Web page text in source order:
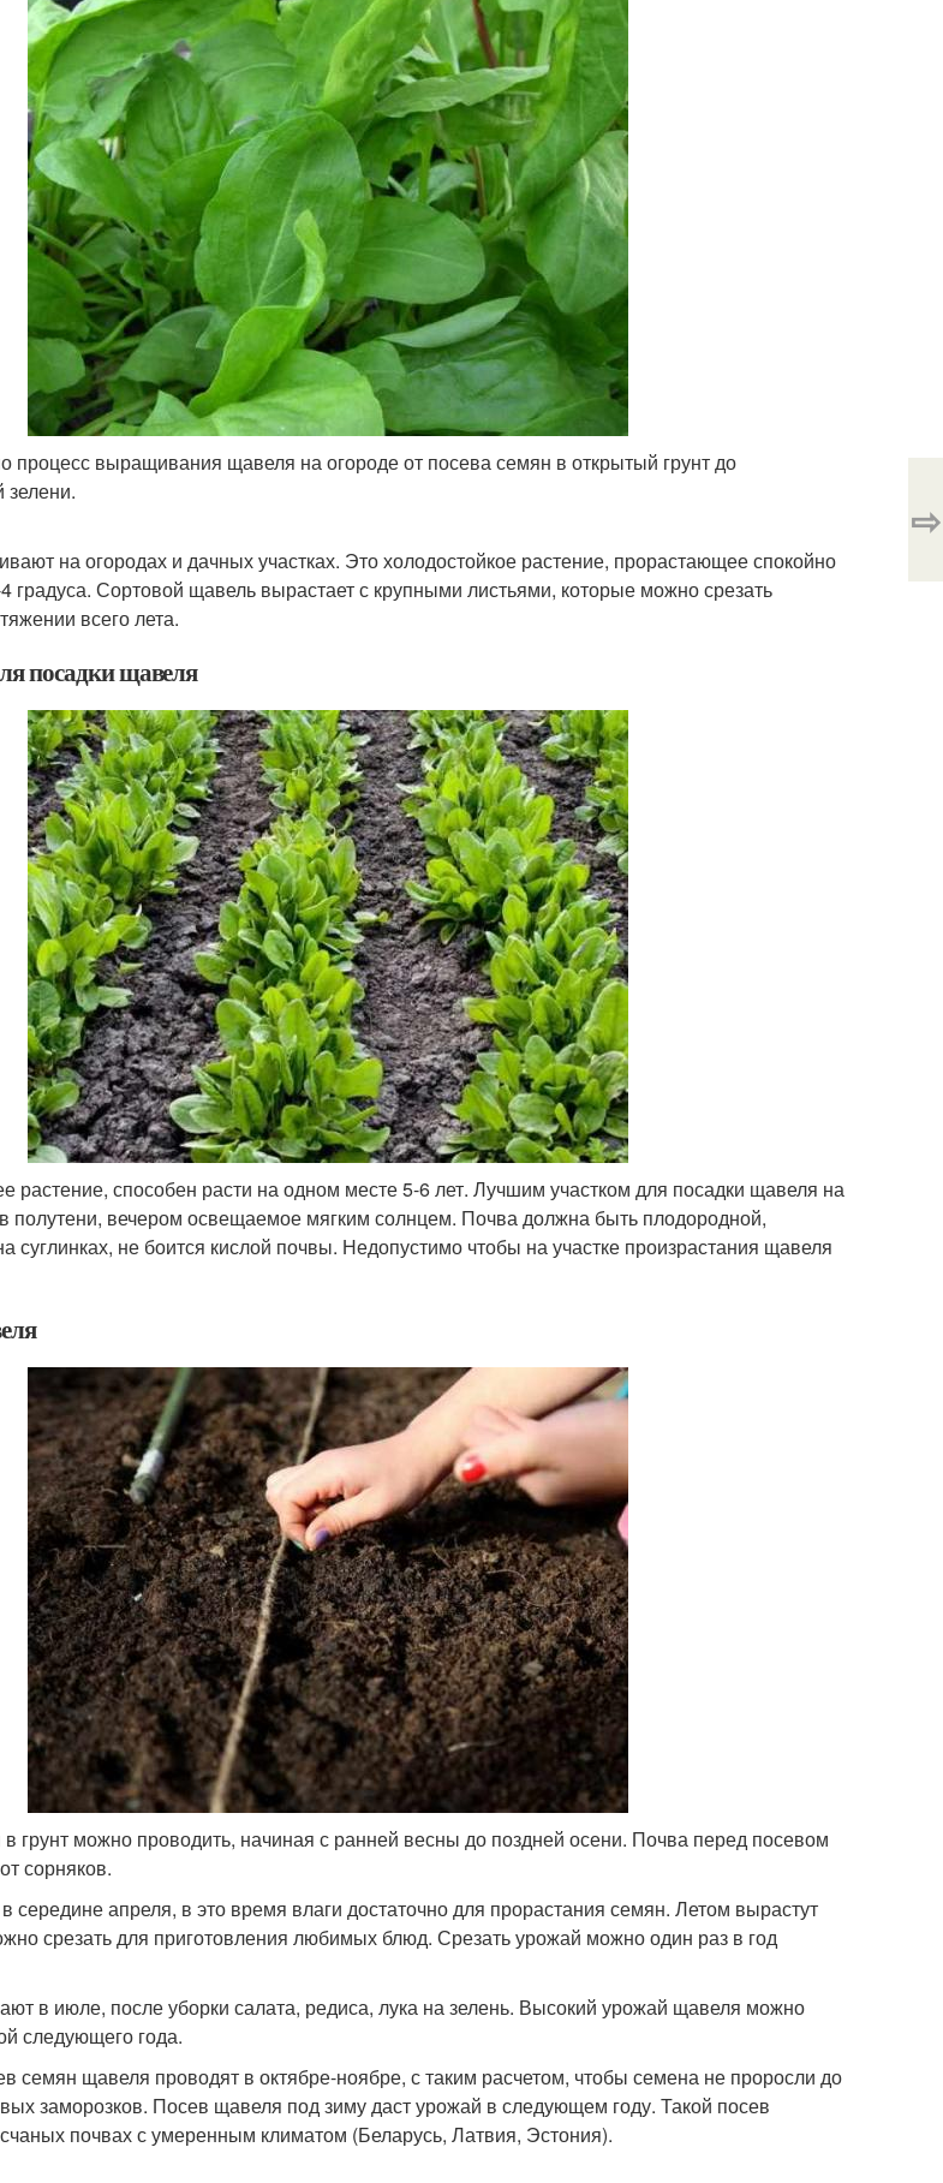
процесс выращивания щавеля на огороде от посева семян в открытый грунт до
зелени.
на огородах и дачных участках. Это холодостойкое растение, прорастающее спокойно
градуса. Сортовой щавель вырастает с крупными листьями, которые можно срезать
всего лета.
посадки щавеля
растение, способен расти на одном месте 5-6 лет. Лучшим участком для посадки щавеля на
полутени, вечером освещаемое мягким солнцем. Почва должна быть плодородной,
суглинках, не боится кислой почвы. Недопустимо чтобы на участке произрастания щавеля
грунт можно проводить, начиная с ранней весны до поздней осени. Почва перед посевом
сорняков.
середине апреля, в это время влаги достаточно для прорастания семян. Летом вырастут
срезать для приготовления любимых блюд. Срезать урожай можно один раз в год
в июле, после уборки салата, редиса, лука на зелень. Высокий урожай щавеля можно
следующего года.
семян щавеля проводят в октябре-ноябре, с таким расчетом, чтобы семена не проросли до
заморозков. Посев щавеля под зиму даст урожай в следующем году. Такой посев
почвах с умеренным климатом (Беларусь, Латвия, Эстония).
⇨